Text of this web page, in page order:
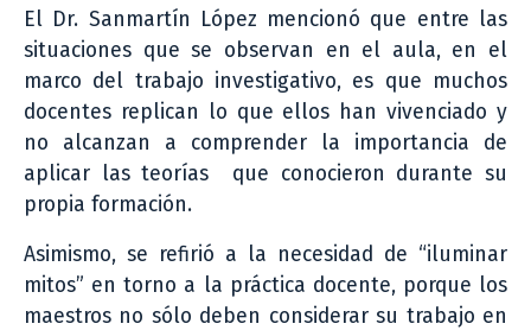
El Dr. Sanmartín López mencionó que entre las
situaciones que se observan en el aula, en el
marco del trabajo investigativo, es que muchos
docentes replican lo que ellos han vivenciado y
no alcanzan a comprender la importancia de
aplicar las teorías que conocieron durante su
propia formación.
Asimismo, se refirió a la necesidad de “iluminar
mitos” en torno a la práctica docente, porque los
maestros no sólo deben considerar su trabajo en